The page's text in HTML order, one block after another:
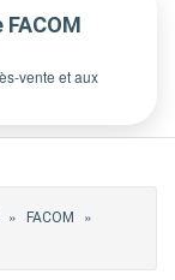
vente et aux
» FACOM »